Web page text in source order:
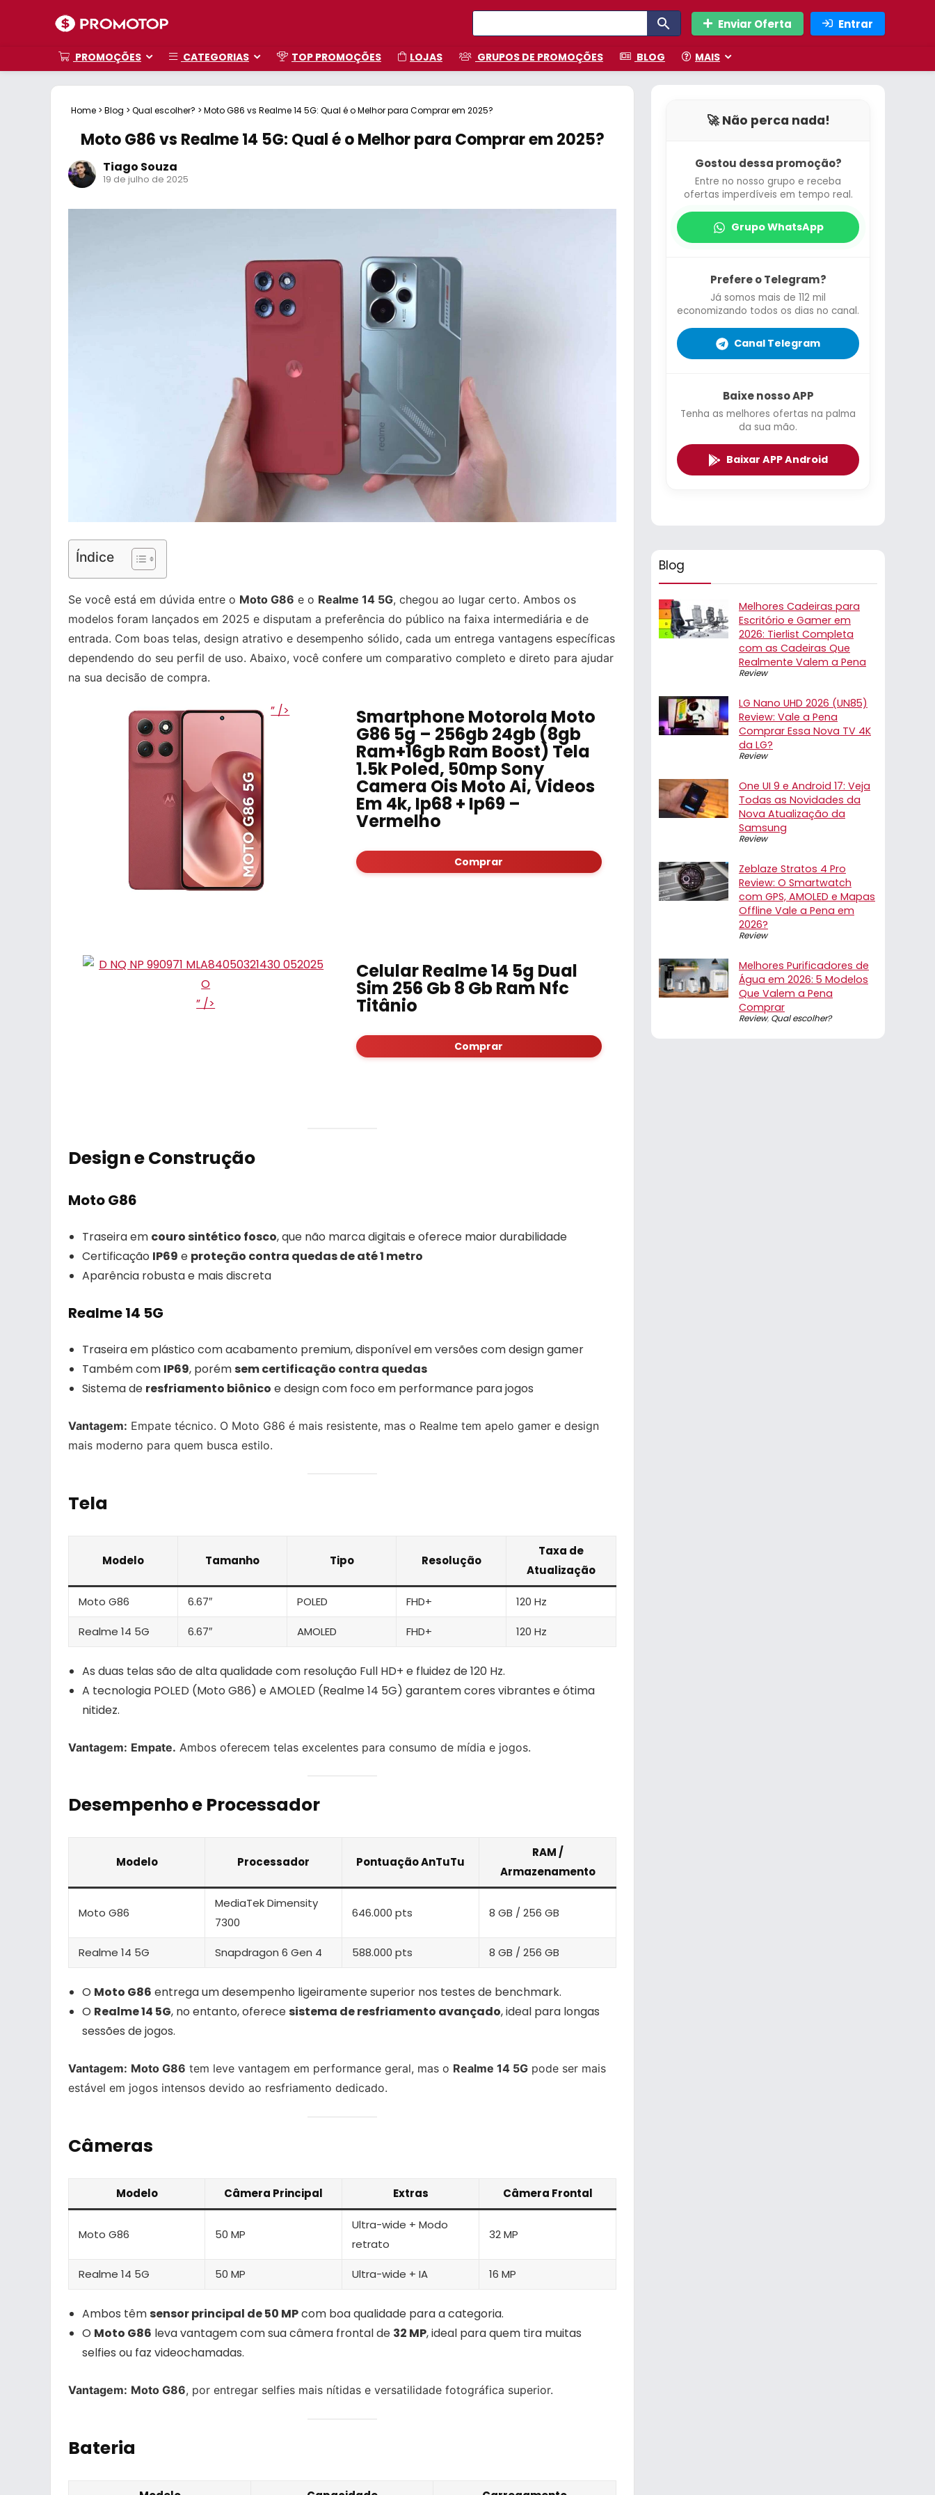
Enviar Oferta Entrar
PROMOÇÕES CATEGORIAS TOP PROMOÇÕES LOJAS GRUPOS DE PROMOÇÕES BLOG MAIS
Home > Blog > Qual escolher? > Moto G86 vs Realme 14 5G: Qual é o Melhor para Comprar em 2025?
Moto G86 vs Realme 14 5G: Qual é o Melhor para Comprar em 2025?
Tiago Souza
19 de julho de 2025
Índice
Se você está em dúvida entre o Moto G86 e o Realme 14 5G, chegou ao lugar certo. Ambos os
modelos foram lançados em 2025 e disputam a preferência do público na faixa intermediária e de
entrada. Com boas telas, design atrativo e desempenho sólido, cada um entrega vantagens específicas
dependendo do seu perfil de uso. Abaixo, você confere um comparativo completo e direto para ajudar
na sua decisão de compra.
” /> Smartphone Motorola Moto
G86 5g – 256gb 24gb (8gb
Ram+16gb Ram Boost) Tela
1.5k Poled, 50mp Sony
Camera Ois Moto Ai, Videos
Em 4k, Ip68 + Ip69 –
Vermelho
Comprar
” />
Celular Realme 14 5g Dual
Sim 256 Gb 8 Gb Ram Nfc
Titânio
Comprar
Design e Construção
Moto G86
Traseira em couro sintético fosco, que não marca digitais e oferece maior durabilidade
Certificação IP69 e proteção contra quedas de até 1 metro
Aparência robusta e mais discreta
Realme 14 5G
Traseira em plástico com acabamento premium, disponível em versões com design gamer
Também com IP69, porémsem certificação contra quedas
Sistema de resfriamento biônico e design com foco em performance para jogos
Vantagem: Empate técnico. O Moto G86 é mais resistente, mas o Realme tem apelo gamer e design
mais moderno para quem busca estilo.
Tela
Modelo Tamanho Tipo Resolução
Taxa de
Atualização
Moto G86 6.67″ POLED FHD+ 120 Hz
Realme 14 5G 6.67″ AMOLED FHD+ 120 Hz
As duas telas são de alta qualidade com resolução Full HD+ e fluidez de 120 Hz.
A tecnologia POLED (Moto G86) e AMOLED (Realme 14 5G) garantem cores vibrantes e ótima
nitidez.
Vantagem: Empate. Ambos oferecem telas excelentes para consumo de mídia e jogos.
Desempenho e Processador
Modelo Processador Pontuação AnTuTu
RAM /
Armazenamento
Moto G86
MediaTek Dimensity
7300
646.000 pts 8 GB / 256 GB
Realme 14 5G Snapdragon 6 Gen 4 588.000 pts 8 GB / 256 GB
O Moto G86 entrega um desempenho ligeiramente superior nos testes de benchmark.
O Realme 14 5G, no entanto, oferecesistema de resfriamento avançado, ideal para longas
sessões de jogos.
Vantagem: Moto G86 tem leve vantagem em performance geral, mas o Realme 14 5G pode ser mais
estável em jogos intensos devido ao resfriamento dedicado.
Câmeras
Modelo Câmera Principal Extras Câmera Frontal
Moto G86 50 MP
Ultra-wide + Modo
retrato
32 MP
Realme 14 5G 50 MP Ultra-wide + IA 16 MP
Ambos têmsensor principal de 50 MPcom boa qualidade para a categoria.
O Moto G86 leva vantagem com sua câmera frontal de 32 MP, ideal para quem tira muitas
selfies ou faz videochamadas.
Vantagem: Moto G86, por entregar selfies mais nítidas e versatilidade fotográfica superior.
Bateria
🚀 Não perca nada!
Gostou dessa promoção?
Entre no nosso grupo e receba
ofertas imperdíveis em tempo real.
Grupo WhatsApp
Prefere o Telegram?
Já somos mais de 112 mil
economizando todos os dias no canal.
Canal Telegram
Baixe nosso APP
Tenha as melhores ofertas na palma
da sua mão.
Baixar APP Android
Blog
Melhores Cadeiras para
Escritório e Gamer em
2026: Tierlist Completa
com as Cadeiras Que
Realmente Valem a Pena
Review
LG Nano UHD 2026 (UN85)
Review: Vale a Pena
Comprar Essa Nova TV 4K
da LG?
Review
One UI 9 e Android 17: Veja
Todas as Novidades da
Nova Atualização da
Samsung
Review
Zeblaze Stratos 4 Pro
Review: O Smartwatch
com GPS, AMOLED e Mapas
Offline Vale a Pena em
2026?
Review
Melhores Purificadores de
Água em 2026: 5 Modelos
Que Valem a Pena
Comprar
Review, Qual escolher?